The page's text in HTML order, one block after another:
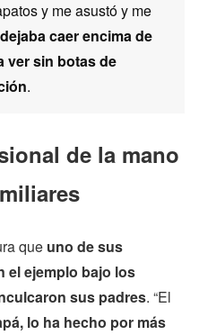
y me asustó y me
caer encima de
ver sin botas de
.
de la mano
que uno de sus
el ejemplo bajo los
sus padres. “El
lo ha hecho por más